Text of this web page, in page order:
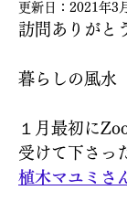
し鑑定 子ど
星吉方位 干
更新日： 2021年3
訪問ありがと
暮らしの風水
１月最初に
受けて下さっ
植木マユミさ